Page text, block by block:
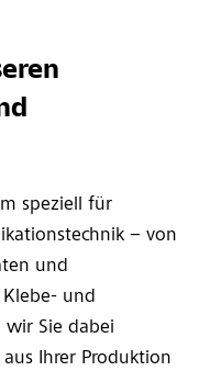
speziell für
– von
und
und
wir Sie dabei
Ihrer Produktion